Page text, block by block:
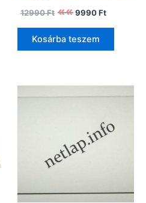
12990Ft
Original
price
was:
12990 Ft.
9990Ft
price
is:
Kosárba teszem